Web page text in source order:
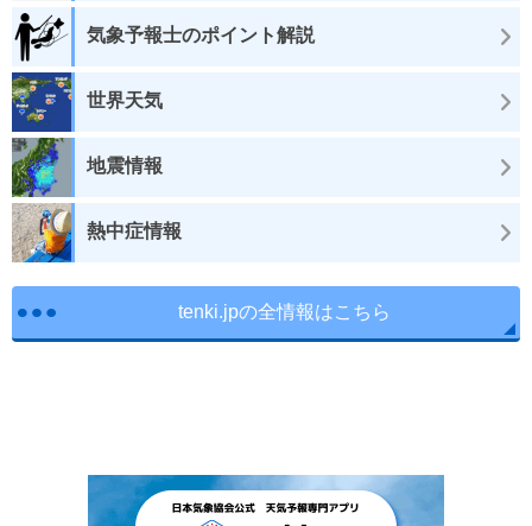
気象予報士のポイント解説
世界天気
地震情報
熱中症情報
tenki.jpの全情報はこちら